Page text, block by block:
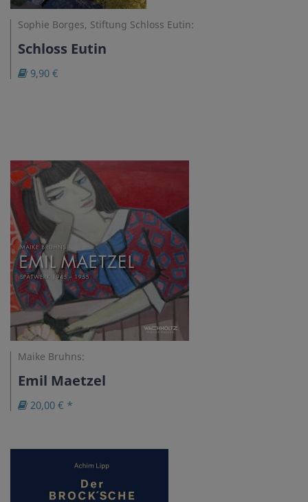
Sophie Borges, Stiftung Schloss Eutin:
Schloss Eutin
9,90 €
Maike Bruhns:
Emil Maetzel
20,00 € *